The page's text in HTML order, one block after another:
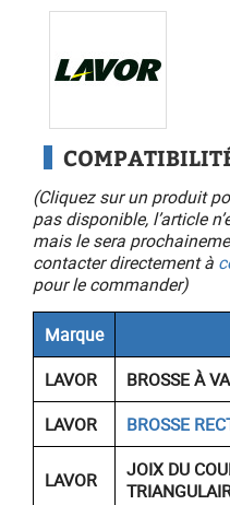
(Cliquez sur un produit
pas disponible, l’article
mais le sera
contacter directement à
pour le commander)
Marque
LAVOR
BROSSE À
LAVOR
BROSSE
LAVOR
JOIX DU